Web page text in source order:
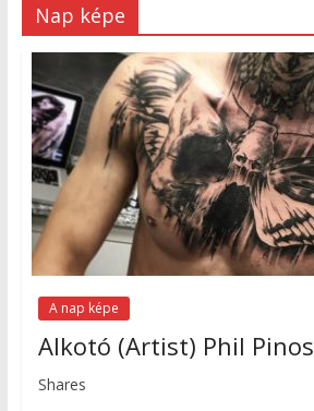
Nap képe
A nap képe
Alkotó (Artist) Phil Pinos
Shares